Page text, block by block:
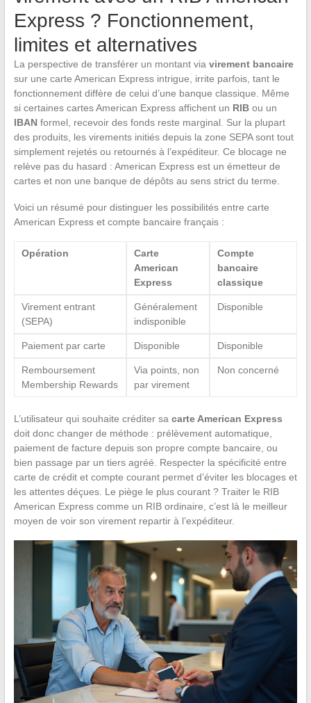
Express ? Fonctionnement,
limites et alternatives
La perspective de transférer un montant via virement bancaire
sur une carte American Express intrigue, irrite parfois, tant le
fonctionnement diffère de celui d’une banque classique. Même
si certaines cartes American Express affichent un RIBou un
IBANformel, recevoir des fonds reste marginal. Sur la plupart
des produits, les virements initiés depuis la zone SEPA sont tout
simplement rejetés ou retournés à l’expéditeur. Ce blocage ne
relève pas du hasard : American Express est un émetteur de
cartes et non une banque de dépôts au sens strict du terme.
Voici un résumé pour distinguer les possibilités entre carte
American Express et compte bancaire français :
Opération
Carte
American
Express
Compte
bancaire
classique
Virement entrant
(SEPA)
Généralement
indisponible
Disponible
Paiement par carte Disponible Disponible
Remboursement
Membership Rewards
Via points, non
par virement
Non concerné
L’utilisateur qui souhaite créditer sa carte American Express
doit donc changer de méthode : prélèvement automatique,
paiement de facture depuis son propre compte bancaire, ou
bien passage par un tiers agréé. Respecter la spécificité entre
carte de crédit et compte courant permet d’éviter les blocages et
les attentes déçues. Le piège le plus courant ? Traiter le RIB
American Express comme un RIB ordinaire, c’est là le meilleur
moyen de voir son virement repartir à l’expéditeur.